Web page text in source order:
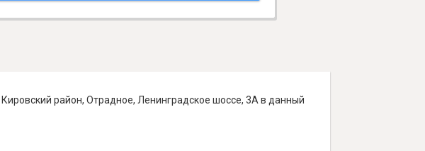
район, Отрадное, Ленинградское шоссе, 3А в данный